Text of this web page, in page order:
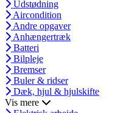
Udstødning
Aircondition
Andre opgaver
Anhængertræk
Batteri
Bilpleje
Bremser
Buler & ridser
Dæk, hjul & hjulskifte
Vis mere